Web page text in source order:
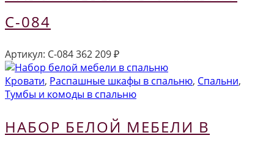
С-084
Артикул: С-084362 209₽
Кровати, Распашные шкафы в спальню, Спальни,
Тумбы и комоды в спальню
НАБОР БЕЛОЙ МЕБЕЛИ В